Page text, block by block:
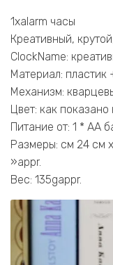
1xalarm часы
Креативный,
ClockName:
Материал: пластик
Механизм:
Цвет: как показано
Питание от: 1 * AA
Размеры: см 24 см
»appr.
Вес: 135gappr.